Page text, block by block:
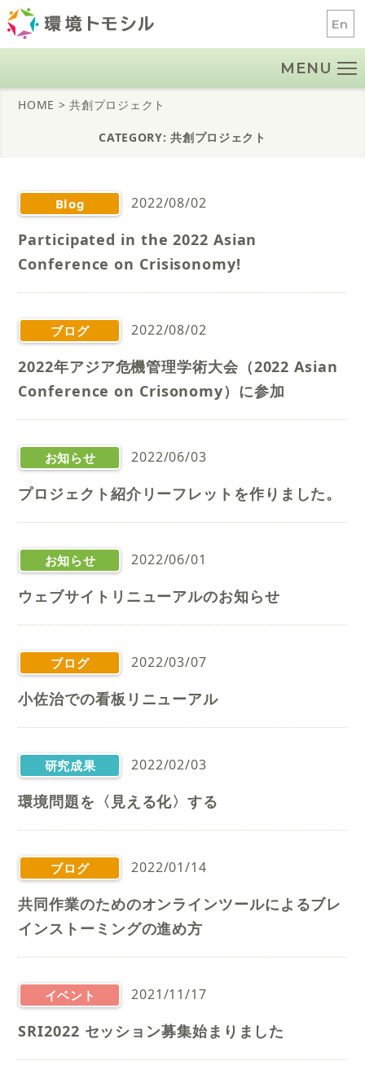
Skip
to
content
En
MENU
HOME > 共創プロジェクト
CATEGORY: 共創プロジェクト
Blog 2022/08/02
Participated in the 2022 Asian
Conference on Crisisonomy!
ブログ 2022/08/02
2022年アジア危機管理学術大会（2022 Asian
Conference on Crisonomy）に参加
お知らせ 2022/06/03
プロジェクト紹介リーフレットを作りました。
お知らせ 2022/06/01
ウェブサイトリニューアルのお知らせ
ブログ 2022/03/07
小佐治での看板リニューアル
研究成果 2022/02/03
環境問題を〈見える化〉する
ブログ 2022/01/14
共同作業のためのオンラインツールによるブレ
インストーミングの進め方
イベント 2021/11/17
SRI2022 セッション募集始まりました